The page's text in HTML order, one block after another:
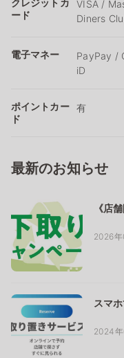
クレジットカ
ード
VISA /
Diners
電子マネー
PayPay /
iD
ポイントカー
ド
有
最新のお知らせ
《店
2026
スマ
2024